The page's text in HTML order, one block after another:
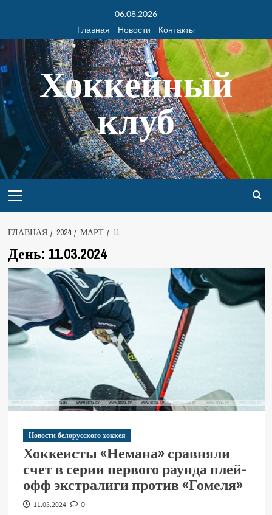
06.08.2026
Главная
Новости Контакты
Хоккейный
клуб
ГЛАВНАЯ 2024 МАРТ 11
День: 11.03.2024
Новости белорусского хоккея
Хоккеисты «Немана» сравняли
счет в серии первого раунда плей-
офф экстралиги против «Гомеля»
11.03.2024 0